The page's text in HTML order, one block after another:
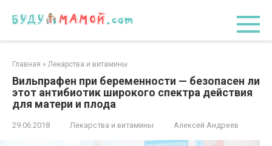
Главная » Лекарства и витамины
Вильпрафен при беременности — безопасен ли
этот антибиотик широкого спектра действия
для матери и плода
29.06.2018 Лекарства и витамины Алексей Андреев